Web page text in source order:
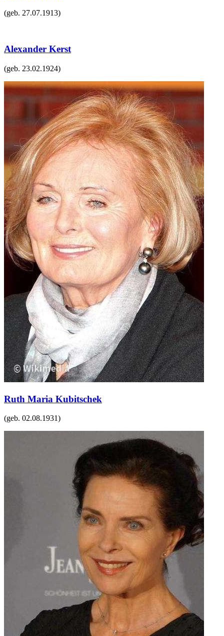
(geb. 27.07.1913)
Alexander Kerst
(geb. 23.02.1924)
Ruth Maria Kubitschek
(geb. 02.08.1931)